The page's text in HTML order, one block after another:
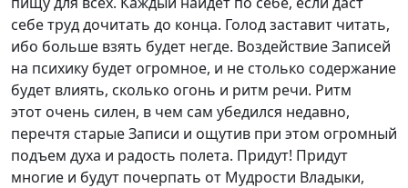
себе труд дочитать до конца. Голод заставит читать,
ибо больше взять будет негде. Воздействие Записей
на психику будет огромное, и не столько содержание
будет влиять, сколько огонь и ритм речи. Ритм
этот очень силен, в чем сам убедился недавно,
перечтя старые Записи и ощутив при этом огромный
подъем духа и радость полета. Придут! Придут
многие и будут почерпать от Мудрости Владыки,